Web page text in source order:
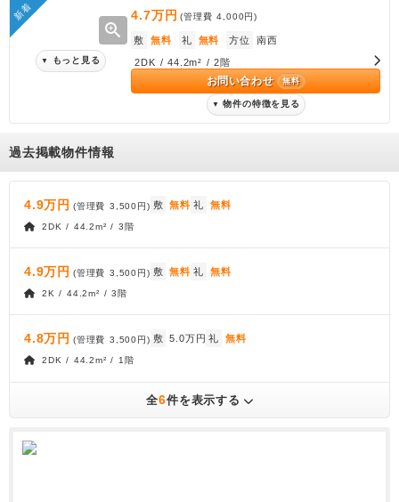
新着
zoom_in
▼ もっと見る
4.7万円 (管理費4,000円)
敷 無料 礼 無料 方位 南西
2DK / 44.2m² / 2階
お問い合わせ 無料
▼ 物件の特徴を見る
過去掲載物件情報
4.9万円 (管理費 3,500円) 敷 無料 礼 無料
2DK / 44.2m² / 3階
4.9万円 (管理費 3,500円) 敷 無料 礼 無料
2K / 44.2m² / 3階
4.8万円 (管理費 3,500円) 敷 5.0万円 礼 無料
2DK / 44.2m² / 1階
全6件を表示する